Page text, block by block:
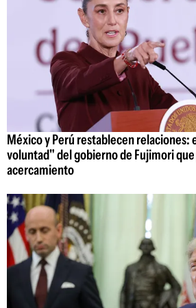
México y Perú restablecen relaciones:
voluntad" del gobierno de Fujimori
acercamiento